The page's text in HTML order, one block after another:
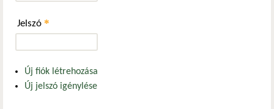
Jelszó *
Új fiók létrehozása
Új jelszó igénylése